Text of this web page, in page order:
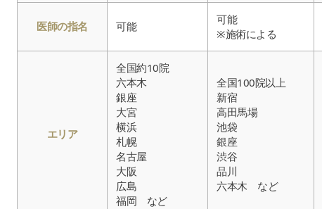
医師の指名 可能
可能
※施術による
エリア
全国約10院
六本木
銀座
大宮
横浜
札幌
名古屋
大阪
広島
福岡 など
全国100院以上
新宿
高田馬場
池袋
銀座
渋谷
品川
六本木 など